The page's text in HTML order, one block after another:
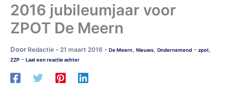
2016 jubileumjaar voor
ZPOT De Meern
Door Redactie - 21 maart 2016 - De Meern, Nieuws, Ondernemend - zpot,
ZZP - Laat een reactie achter